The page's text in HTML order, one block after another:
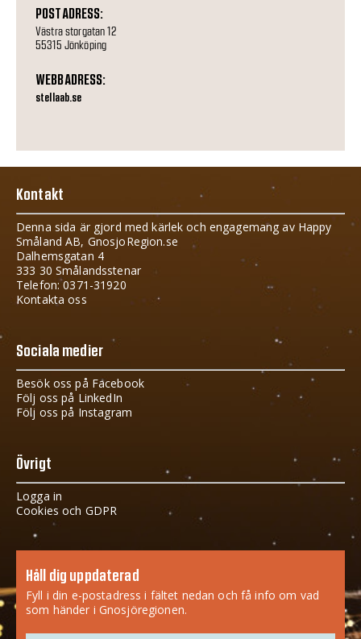
POSTADRESS:
Västra storgatan 12
55315 Jönköping
WEBBADRESS:
stellaab.se
Kontakt
Denna sida är gjord med kärlek och engagemang av Happy
Småland AB, GnosjoRegion.se
Dalhemsgatan 4
333 30 Smålandsstenar
Telefon: 0371-31920
Kontakta oss
Sociala medier
Besök oss på Facebook
Följ oss på LinkedIn
Följ oss på Instagram
Övrigt
Logga in
Cookies och GDPR
Håll dig uppdaterad
Fyll i din e-postadress i fältet nedan och få info om vad
som händer i Gnosjöregionen.